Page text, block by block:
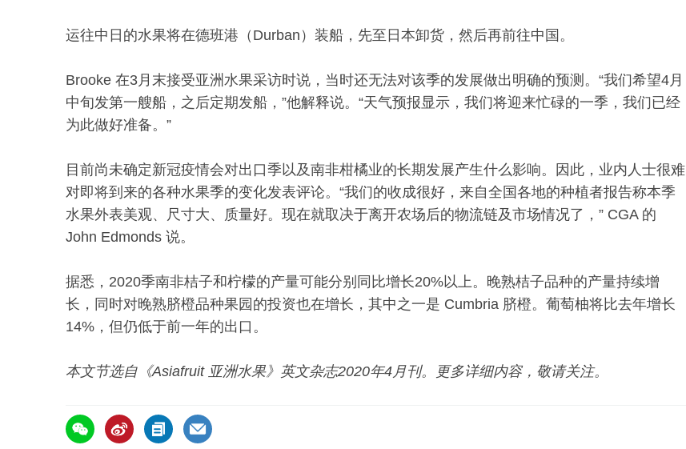
运往中日的水果将在德班港（Durban）装船，先至日本卸货，然后再前往中国。
Brooke 在3月末接受亚洲水果采访时说，当时还无法对该季的发展做出明确的预测。“我们希望4月
中旬发第一艘船，之后定期发船，”他解释说。“天气预报显示，我们将迎来忙碌的一季，我们已经
为此做好准备。”
目前尚未确定新冠疫情会对出口季以及南非柑橘业的长期发展产生什么影响。因此，业内人士很难
对即将到来的各种水果季的变化发表评论。“我们的收成很好，来自全国各地的种植者报告称本季
水果外表美观、尺寸大、质量好。现在就取决于离开农场后的物流链及市场情况了，” CGA 的
John Edmonds 说。
据悉，2020季南非桔子和柠檬的产量可能分别同比增长20%以上。晚熟桔子品种的产量持续增
长，同时对晚熟脐橙品种果园的投资也在增长，其中之一是 Cumbria 脐橙。葡萄柚将比去年增长
14%，但仍低于前一年的出口。
本文节选自《Asiafruit 亚洲水果》英文杂志2020年4月刊。更多详细内容，敬请关注。